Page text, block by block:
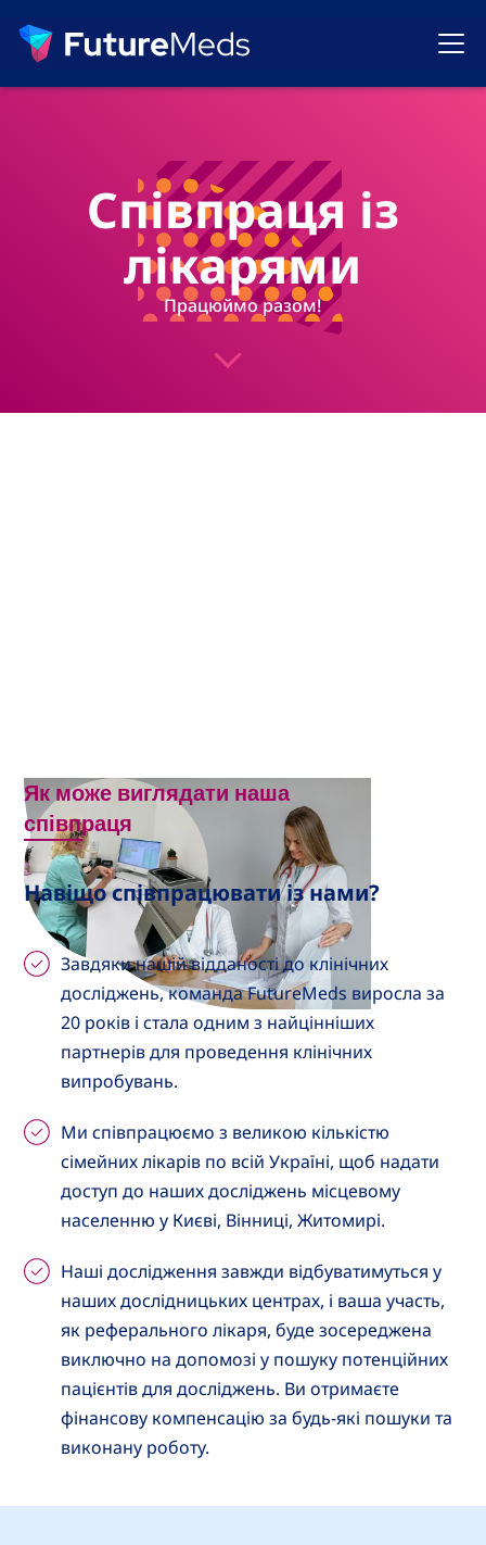
Співпраця із
лікарями
Працюймо разом!
Як може виглядати наша
співпраця
Навіщо співпрацювати із нами?
Завдяки нашій відданості до клінічних
досліджень, команда FutureMeds виросла за
20 років і стала одним з найцінніших
партнерів для проведення клінічних
випробувань.
Ми співпрацюємо з великою кількістю
сімейних лікарів по всій Україні, щоб надати
доступ до наших досліджень місцевому
населенню у Києві, Вінниці, Житомирі.
Наші дослідження завжди відбуватимуться у
наших дослідницьких центрах, і ваша участь,
як реферального лікаря, буде зосереджена
виключно на допомозі у пошуку потенційних
пацієнтів для досліджень. Ви отримаєте
фінансову компенсацію за будь-які пошуки та
виконану роботу.